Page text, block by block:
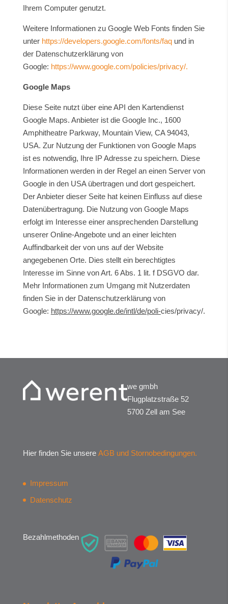
Ihrem Computer genutzt.
Weitere Informationen zu Google Web Fonts finden Sie
unter https://developers.google.com/fonts/faqund in
der Datenschutzerklärung von
Google: https://www.google.com/policies/privacy/.
Google Maps
Diese Seite nutzt über eine API den Kartendienst
Google Maps. Anbieter ist die Google Inc., 1600
Amphitheatre Parkway, Mountain View, CA 94043,
USA. Zur Nutzung der Funktionen von Google Maps
ist es notwendig, Ihre IP Adresse zu speichern. Diese
Informationen werden in der Regel an einen Server von
Google in den USA übertragen und dort gespeichert.
Der Anbieter dieser Seite hat keinen Einfluss auf diese
Datenübertragung. Die Nutzung von Google Maps
erfolgt im Interesse einer ansprechenden Darstellung
unserer Online-Angebote und an einer leichten
Auffindbarkeit der von uns auf der Website
angegebenen Orte. Dies stellt ein berechtigtes
Interesse im Sinne von Art. 6 Abs. 1 lit. f DSGVO dar.
Mehr Informationen zum Umgang mit Nutzerdaten
finden Sie in der Datenschutzerklärung von
Google: https://www.google.de/intl/de/poli-cies/privacy/.
we gmbh
Flugplatzstraße 52
5700 Zell am See
Hier finden Sie unsere AGB und Stornobedingungen.
Impressum
Datenschutz
Bezahlmethoden